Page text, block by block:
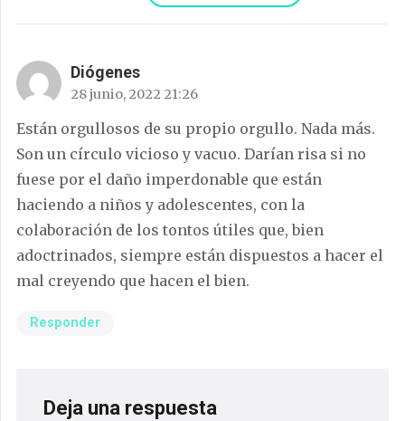
Diógenes
28 junio, 2022 21:26
Están orgullosos de su propio orgullo. Nada más.
Son un círculo vicioso y vacuo. Darían risa si no
fuese por el daño imperdonable que están
haciendo a niños y adolescentes, con la
colaboración de los tontos útiles que, bien
adoctrinados, siempre están dispuestos a hacer el
mal creyendo que hacen el bien.
Responder
Deja una respuesta